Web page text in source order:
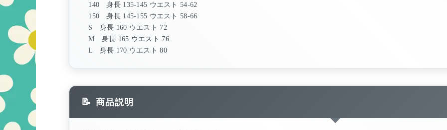
140 身長 135-145 ウエスト 54-62
150 身長 145-155 ウエスト 58-66
S 身長 160 ウエスト 72
M 身長 165 ウエスト 76
L 身長 170 ウエスト 80
商品説明